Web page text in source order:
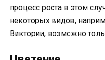
процесс роста в этом
некоторых видов,
Виктории, возможно